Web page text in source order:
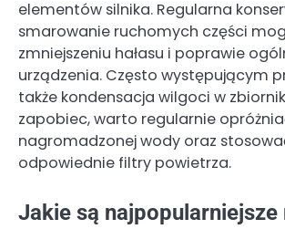
elementów silnika. Regularna
smarowanie ruchomych części
zmniejszeniu hałasu i poprawie
urządzenia. Często występującym
także kondensacja wilgoci w
zapobiec, warto regularnie
nagromadzonej wody oraz
odpowiednie filtry powietrza.
Jakie są najpopularniejsze